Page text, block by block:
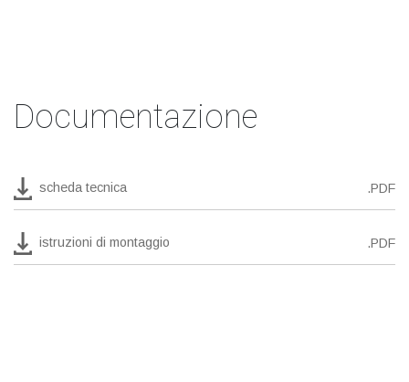
Documentazione
scheda tecnica .PDF
istruzioni di montaggio .PDF